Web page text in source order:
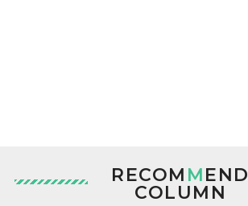
RECOM MEND
COLUMN